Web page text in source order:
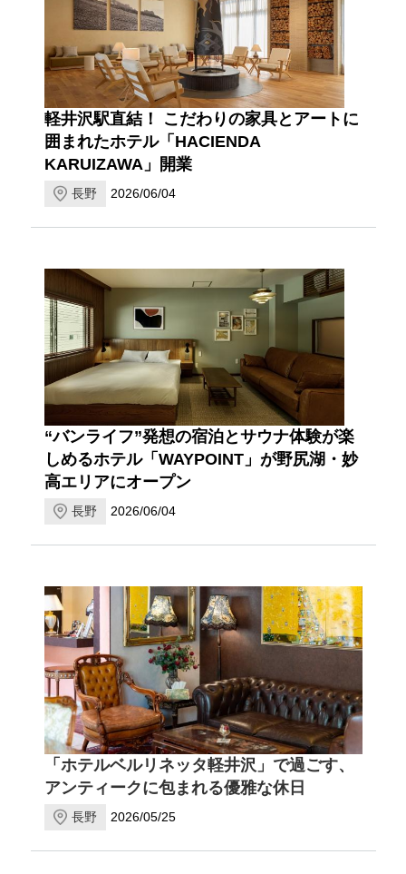
軽井沢駅直結！ こだわりの家具とアートに
囲まれたホテル「HACIENDA
KARUIZAWA」開業
長野 2026/06/04
“バンライフ”発想の宿泊とサウナ体験が楽
しめるホテル「WAYPOINT」が野尻湖・妙
高エリアにオープン
長野 2026/06/04
「ホテルベルリネッタ軽井沢」で過ごす、
アンティークに包まれる優雅な休日
長野 2026/05/25